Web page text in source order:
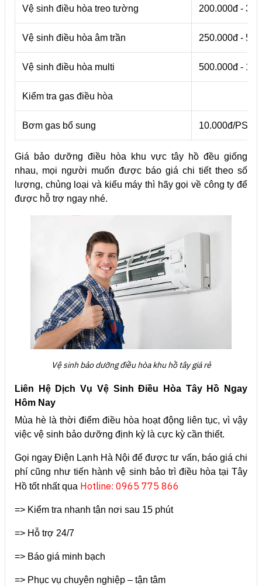
Vệ sinh điều hòa treo tường 200.000đ -
Vệ sinh điều hòa âm trần 250.000đ -
Vệ sinh điều hòa multi 500.000đ -
Kiểm tra gas điều hòa
Bơm gas bổ sung 10.000đ/PSI
Giá bảo dưỡng điều hòa khu vực tây hồ đều giống
nhau, mọi người muốn được báo giá chi tiết theo số
lượng, chủng loại và kiểu máy thì hãy gọi về công ty để
được hỗ trợ ngay nhé.
Vệ sinh bảo dưỡng điều hòa khu hồ tây giá rẻ
Liên Hệ Dịch Vụ Vệ Sinh Điều Hòa Tây Hồ Ngay
Hôm Nay
Mùa hè là thời điểm điều hòa hoạt động liên tục, vì vậy
việc vệ sinh bảo dưỡng định kỳ là cực kỳ cần thiết.
Gọi ngay Điện Lạnh Hà Nội để được tư vấn, báo giá chi
phí cũng như tiến hành vệ sinh bảo trì điều hòa tại Tây
Hồ tốt nhất qua Hotline: 0965 775 866
=> Kiểm tra nhanh tận nơi sau 15 phút
=> Hỗ trợ 24/7
=> Báo giá minh bạch
=> Phục vụ chuyên nghiệp – tận tâm